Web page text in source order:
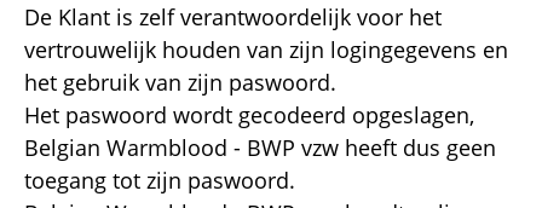
De Klant is zelf verantwoordelijk voor het
vertrouwelijk houden van zijn logingegevens en
het gebruik van zijn paswoord.
Het paswoord wordt gecodeerd opgeslagen,
Belgian Warmblood - BWP vzw heeft dus geen
toegang tot zijn paswoord.